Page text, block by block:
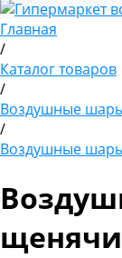
Главная
/
Каталог товаров
/
Воздушные
/
Воздушные